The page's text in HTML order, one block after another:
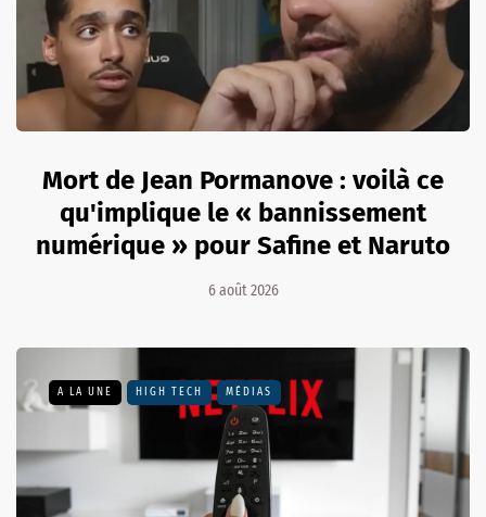
Mort de Jean Pormanove : voilà ce
qu'implique le « bannissement
numérique » pour Safine et Naruto
6 août 2026
A LA UNE HIGH TECH MÉDIAS